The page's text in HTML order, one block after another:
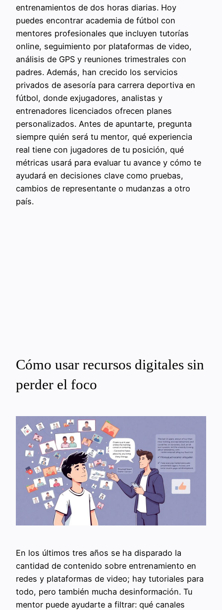
entrenamientos de dos horas diarias. Hoy
puedes encontrar academia de fútbol con
mentores profesionales que incluyen tutorías
online, seguimiento por plataformas de video,
análisis de GPS y reuniones trimestrales con
padres. Además, han crecido los servicios
privados de asesoría para carrera deportiva en
fútbol, donde exjugadores, analistas y
entrenadores licenciados ofrecen planes
personalizados. Antes de apuntarte, pregunta
siempre quién será tu mentor, qué experiencia
real tiene con jugadores de tu posición, qué
métricas usará para evaluar tu avance y cómo te
ayudará en decisiones clave como pruebas,
cambios de representante o mudanzas a otro
país.
Cómo usar recursos digitales sin
perder el foco
En los últimos tres años se ha disparado la
cantidad de contenido sobre entrenamiento en
redes y plataformas de video; hay tutoriales para
todo, pero también mucha desinformación. Tu
mentor puede ayudarte a filtrar: qué canales